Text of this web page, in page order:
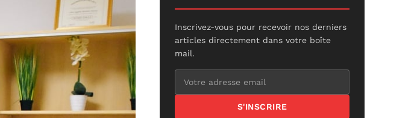
Inscrivez-vous pour recevoir nos derniers
articles directement dans votre boîte
mail.
S'INSCRIRE